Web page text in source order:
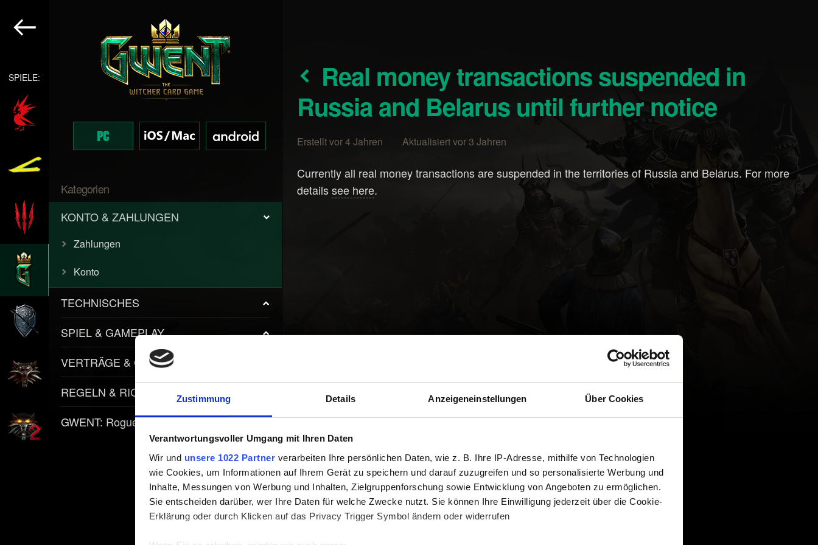
Zustimmung Details Anzeigeneinstellungen Über Cookies
Verantwortungsvoller Umgang mit Ihren Daten
Wir und unsere 1022 Partner verarbeiten Ihre persönlichen Daten, wie z. B. Ihre IP-Adresse, mithilfe von Technologien
wie Cookies, um Informationen auf Ihrem Gerät zu speichern und darauf zuzugreifen und so personalisierte Werbung und
Inhalte, Messungen von Werbung und Inhalten, Zielgruppenforschung sowie Entwicklung von Angeboten zu ermöglichen.
Sie entscheiden darüber, wer Ihre Daten für welche Zwecke nutzt. Sie können Ihre Einwilligung jederzeit über die Cookie-
Erklärung oder durch Klicken auf das Privacy Trigger Symbol ändern oder widerrufen
SPIELE:
Kategorien
KONTO & ZAHLUNGEN
Zahlungen
Konto
TECHNISCHES
SPIEL & GAMEPLAY
VERTRÄGE & GEGENSTÄNDE
REGELN & RICHTLINIEN
GWENT: Rogue Mage
Real money transactions suspended in
Russia and Belarus until further notice
Erstellt vor 4 Jahren Aktualisiert vor 3 Jahren
Currently all real money transactions are suspended in the territories of Russia and Belarus. For more
detailssee here.